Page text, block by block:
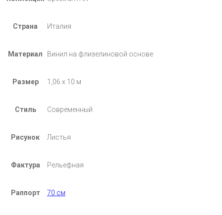
Страна Италия
Материал Винил на флизелиновой основе
Размер 1,06 х 10 м
Стиль Современный
Рисунок Листья
Фактура Рельефная
Раппорт 70 см